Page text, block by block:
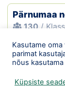
Pärnumaa
130 /
Pärnumaa
109/
Kasutame
parimat
nõus
Küpsiste